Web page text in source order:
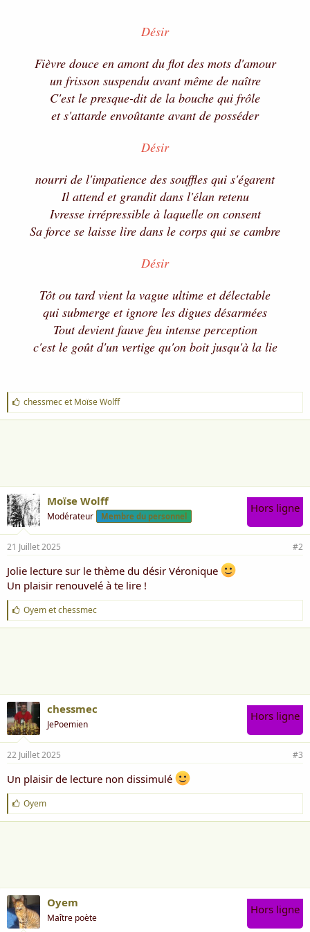
Désir
Fièvre douce en amont du flot des mots d'amour
un frisson suspendu avant même de naître
C'est le presque-dit de la bouche qui frôle
et s'attarde envoûtante avant de posséder
Désir
nourri de l'impatience des souffles qui s'égarent
Il attend et grandit dans l'élan retenu
Ivresse irrépressible à laquelle on consent
Sa force se laisse lire dans le corps qui se cambre
Désir
Tôt ou tard vient la vague ultime et délectable
qui submerge et ignore les digues désarmées
Tout devient fauve feu intense perception
c'est le goût d'un vertige qu'on boit jusqu'à la lie
J
'
a
chessmecet Moïse Wolff
Moïse Wolff
Modérateur Membre du personnel
Hors ligne
21 Juillet 2025 #2
Jolie lecture sur le thème du désir Véronique
Un plaisir renouvelé à te lire !
J
'
a
Oyemetchessmec
chessmec
JePoemien
Hors ligne
22 Juillet 2025 #3
Un plaisir de lecture non dissimulé
J
'
a
Oyem
Oyem
Maître poète
Hors ligne